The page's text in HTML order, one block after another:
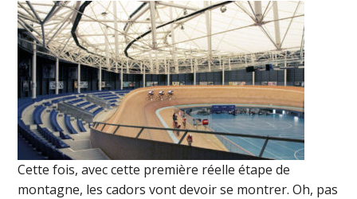
Cette fois, avec cette première réelle étape de
montagne, les cadors vont devoir se montrer. Oh, pas